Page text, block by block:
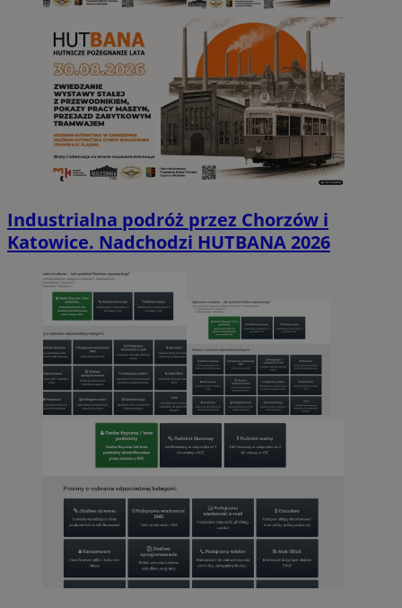
Industrialna podróż przez Chorzów i
Katowice. Nadchodzi HUTBANA 2026